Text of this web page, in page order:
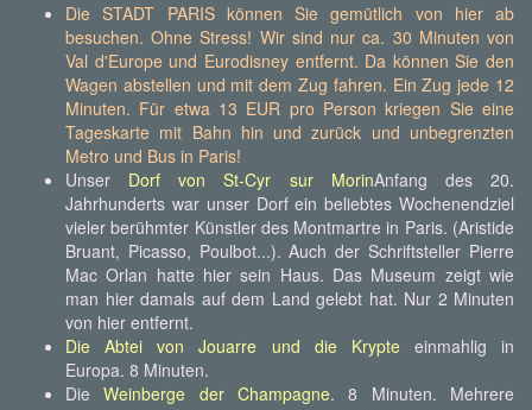
Die STADT PARIS können Sie gemütlich von hier ab
besuchen. Ohne Stress! Wir sind nur ca. 30 Minuten von
Val d'Europe und Eurodisney entfernt. Da können Sie den
Wagen abstellen und mit dem Zug fahren. Ein Zug jede 12
Minuten. Für etwa 13 EUR pro Person kriegen Sie eine
Tageskarte mit Bahn hin und zurück und unbegrenzten
Metro und Bus in Paris!
Unser Dorf von St-Cyr sur MorinAnfang des 20.
Jahrhunderts war unser Dorf ein beliebtes Wochenendziel
vieler berühmter Künstler des Montmartre in Paris. (Aristide
Bruant, Picasso, Poulbot...). Auch der Schriftsteller Pierre
Mac Orlan hatte hier sein Haus. Das Museum zeigt wie
man hier damals auf dem Land gelebt hat. Nur 2 Minuten
von hier entfernt.
Die Abtei von Jouarre und die Krypte einmahlig in
Europa. 8 Minuten.
DieWeinberge der Champagne. 8 Minuten. Mehrere